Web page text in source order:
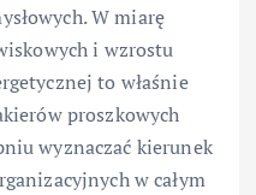
W miarę
i wzrostu
to właśnie
proszkowych
wyznaczać kierunek
w całym